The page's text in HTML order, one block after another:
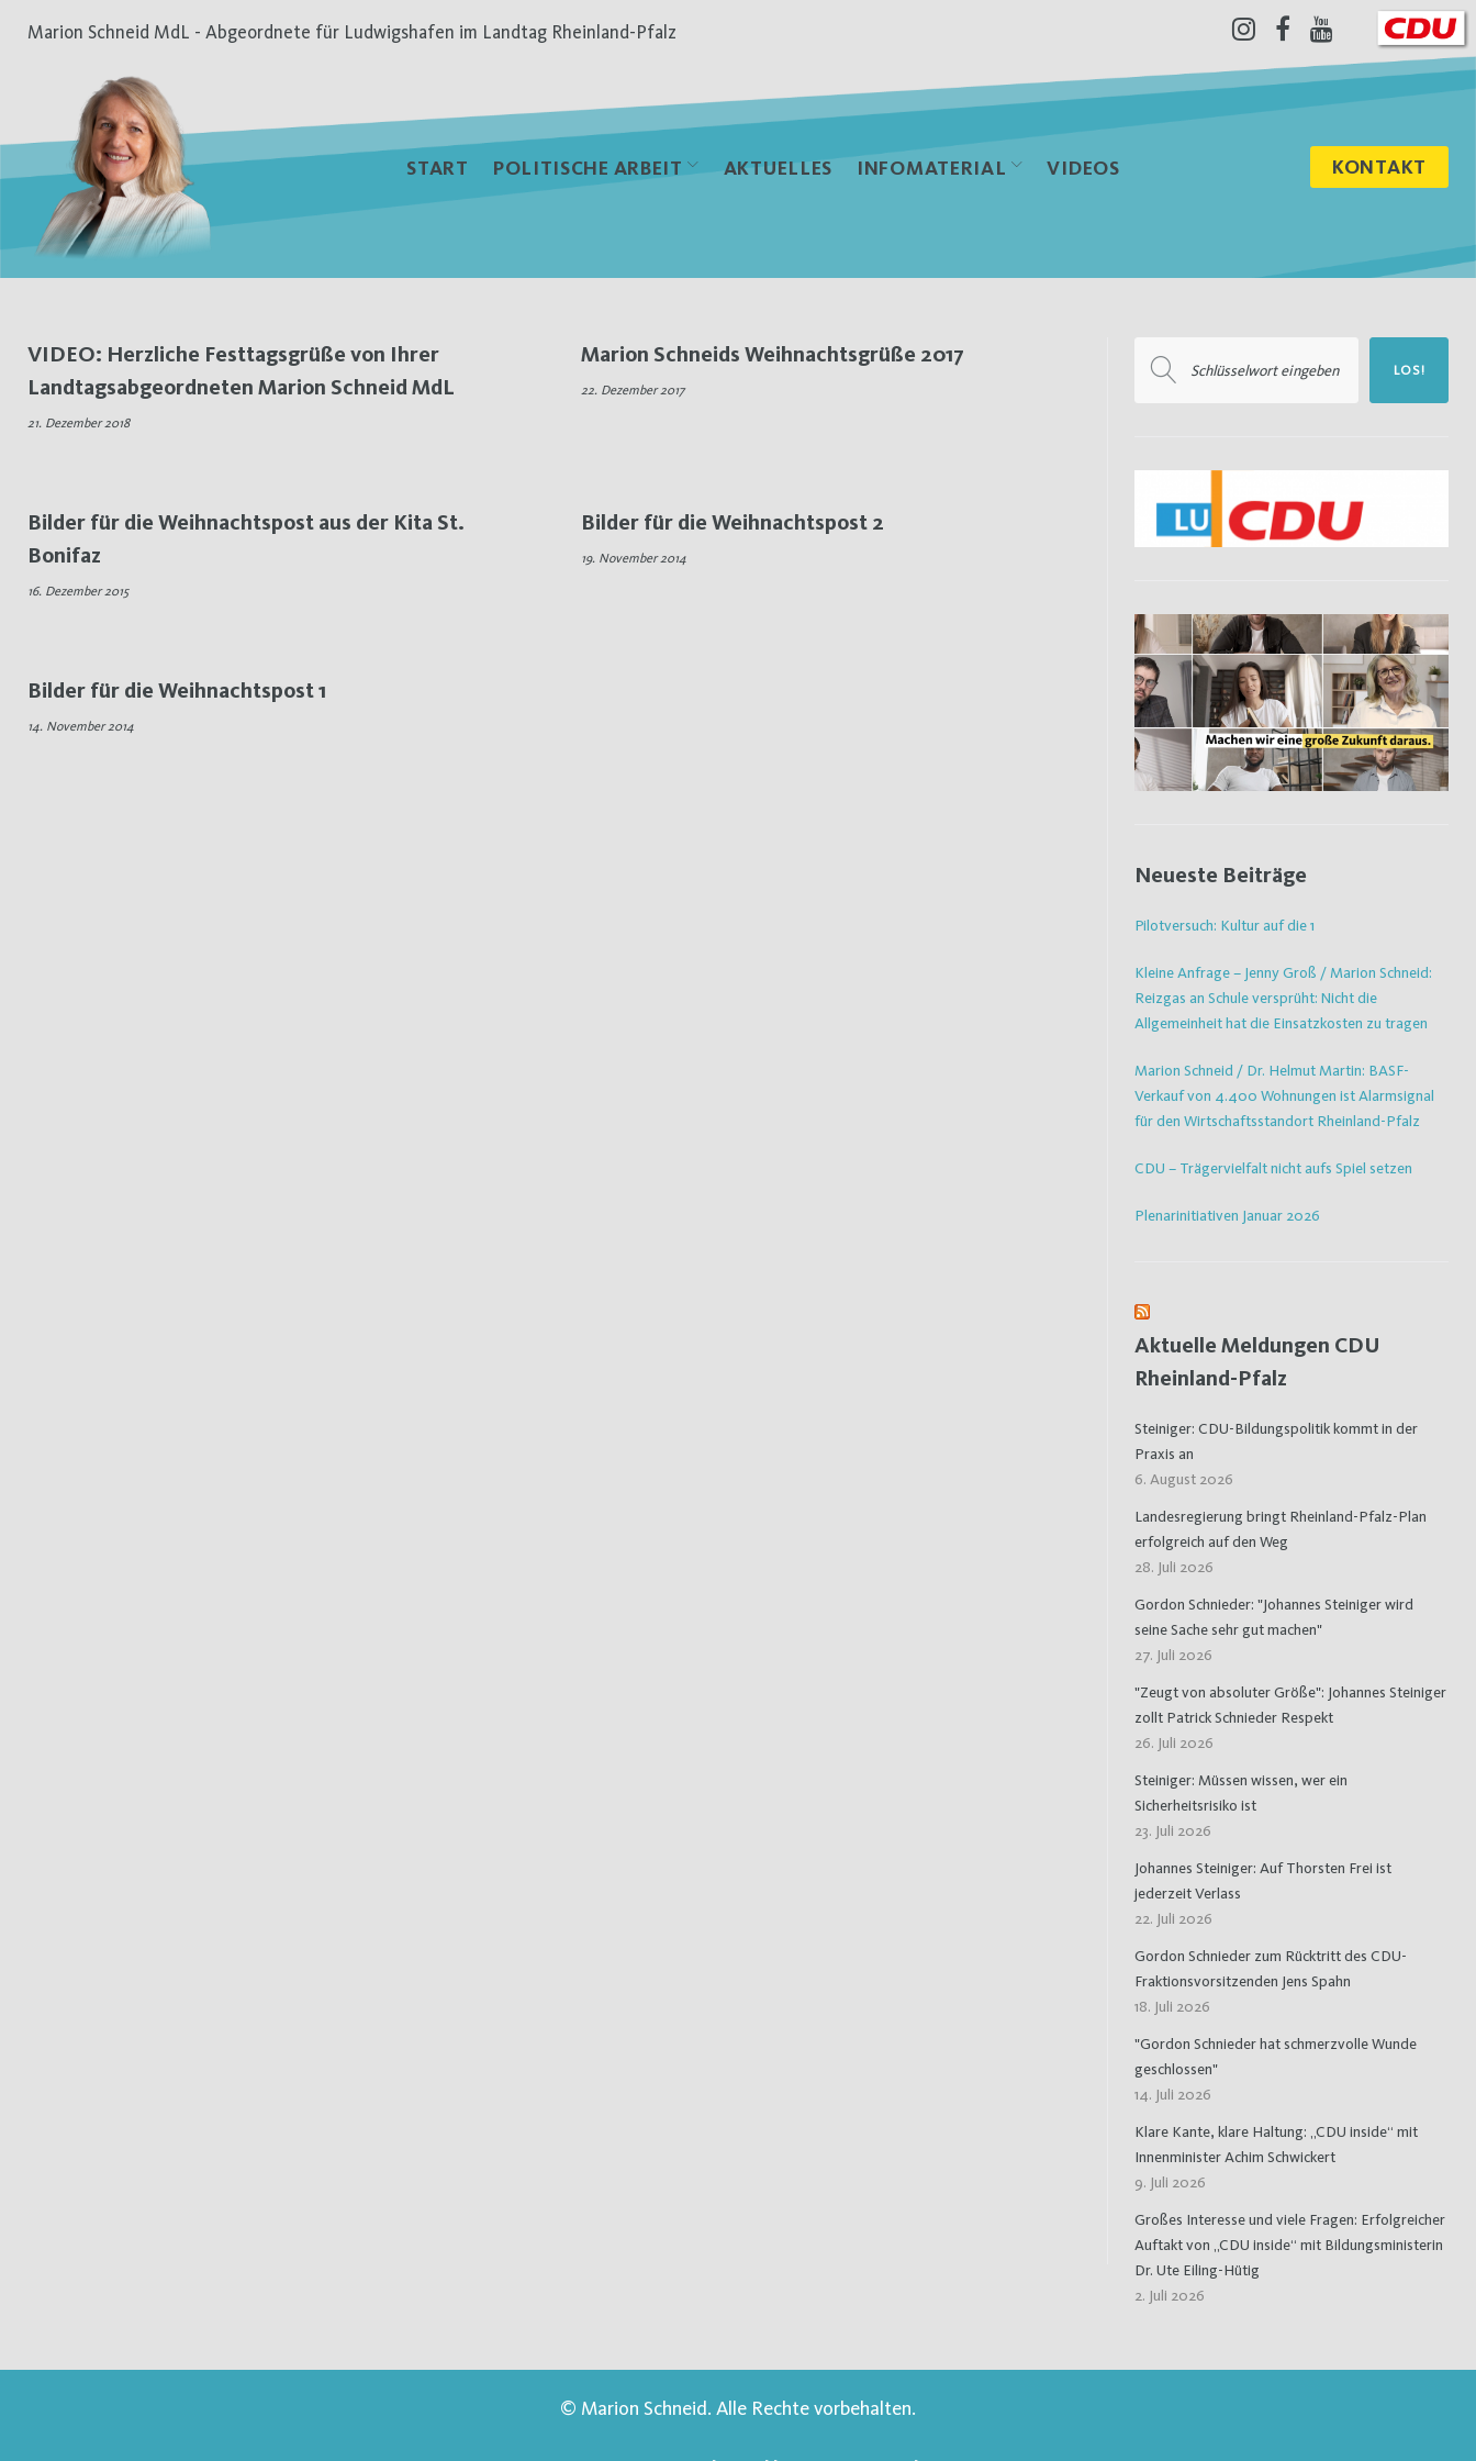
Inhalt
Marion Schneid MdL - Abgeordnete für Ludwigshafen im Landtag Rheinland-Pfalz
Instagram
Facebook
Youtube
START POLITISCHE ARBEIT AKTUELLES INFOMATERIAL VIDEOS KONTAKT
Schlagwort:
Weihnachten
VIDEO: Herzliche Festtagsgrüße von Ihrer
Landtagsabgeordneten Marion Schneid MdL
21. Dezember 2018
Marion Schneids Weihnachtsgrüße 2017
22. Dezember 2017
Bilder für die Weihnachtspost aus der Kita St.
Bonifaz
16. Dezember 2015
Bilder für die Weihnachtspost 2
19. November 2014
Bilder für die Weihnachtspost 1
14. November 2014
nach:
LOS!
Neueste Beiträge
Pilotversuch: Kultur auf die 1
Kleine Anfrage – Jenny Groß / Marion Schneid:
Reizgas an Schule versprüht: Nicht die
Allgemeinheit hat die Einsatzkosten zu tragen
Marion Schneid / Dr. Helmut Martin: BASF-
Verkauf von 4.400 Wohnungen ist Alarmsignal
für den Wirtschaftsstandort Rheinland-Pfalz
CDU – Trägervielfalt nicht aufs Spiel setzen
Plenarinitiativen Januar 2026
Aktuelle Meldungen CDU
Rheinland-Pfalz
Steiniger: CDU-Bildungspolitik kommt in der
Praxis an
6. August 2026
Landesregierung bringt Rheinland-Pfalz-Plan
erfolgreich auf den Weg
28. Juli 2026
Gordon Schnieder: "Johannes Steiniger wird
seine Sache sehr gut machen"
27. Juli 2026
"Zeugt von absoluter Größe": Johannes Steiniger
zollt Patrick Schnieder Respekt
26. Juli 2026
Steiniger: Müssen wissen, wer ein
Sicherheitsrisiko ist
23. Juli 2026
Johannes Steiniger: Auf Thorsten Frei ist
jederzeit Verlass
22. Juli 2026
Gordon Schnieder zum Rücktritt des CDU-
Fraktionsvorsitzenden Jens Spahn
18. Juli 2026
"Gordon Schnieder hat schmerzvolle Wunde
geschlossen"
14. Juli 2026
Klare Kante, klare Haltung: „CDU inside“ mit
Innenminister Achim Schwickert
9. Juli 2026
Großes Interesse und viele Fragen: Erfolgreicher
Auftakt von „CDU inside“ mit Bildungsministerin
Dr. Ute Eiling-Hütig
2. Juli 2026
© Marion Schneid. Alle Rechte vorbehalten.